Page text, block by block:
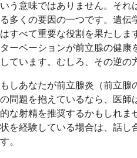
いう意味ではありません。それ
る多くの要因の一つです。遺伝
はすべて重要な役割を果たしま
ターベーションが前立腺の健康
しています。むしろ、その逆の
もしあなたが前立腺炎（前立腺
の問題を抱えているなら、医師
的な射精を推奨するかもしれま
状を経験している場合は、話し
す。